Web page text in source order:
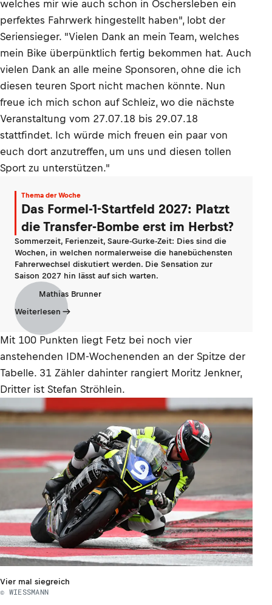
welches mir wie auch schon in Oschersleben ein
perfektes Fahrwerk hingestellt haben", lobt der
Seriensieger. "Vielen Dank an mein Team, welches
mein Bike überpünktlich fertig bekommen hat. Auch
vielen Dank an alle meine Sponsoren, ohne die ich
diesen teuren Sport nicht machen könnte. Nun
freue ich mich schon auf Schleiz, wo die nächste
Veranstaltung vom 27.07.18 bis 29.07.18
stattfindet. Ich würde mich freuen ein paar von
euch dort anzutreffen, um uns und diesen tollen
Sport zu unterstützen."
Thema der Woche
Das Formel-1-Startfeld 2027: Platzt
die Transfer-Bombe erst im Herbst?
Sommerzeit, Ferienzeit, Saure-Gurke-Zeit: Dies sind die
Wochen, in welchen normalerweise die hanebüchensten
Fahrerwechsel diskutiert werden. Die Sensation zur
Saison 2027 hin lässt auf sich warten.
Mathias Brunner
Weiterlesen
Mit 100 Punkten liegt Fetz bei noch vier
anstehenden IDM-Wochenenden an der Spitze der
Tabelle. 31 Zähler dahinter rangiert Moritz Jenkner,
Dritter ist Stefan Ströhlein.
Vier mal siegreich
© WIESSMANN